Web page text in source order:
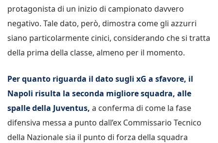
protagonista di un inizio di campionato davvero
negativo. Tale dato, però, dimostra come gli azzurri
siano particolarmente cinici, considerando che si tratta
della prima della classe, almeno per il momento.
Per quanto riguarda il dato sugli xG a sfavore, il
Napoli risulta la seconda migliore squadra, alle
spalle della Juventus, a conferma di come la fase
difensiva messa a punto dall’ex Commissario Tecnico
della Nazionale sia il punto di forza della squadra